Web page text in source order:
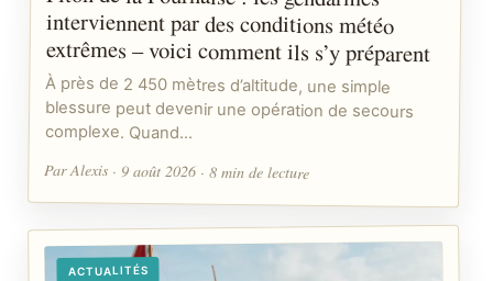
extrêmes – voici comment ils s’y préparent
À près de 2 450 mètres d’altitude, une simple
blessure peut devenir une opération de secours
complexe. Quand…
Par Alexis · 9 août 2026 · 8 min de lecture
ACTUALITÉS